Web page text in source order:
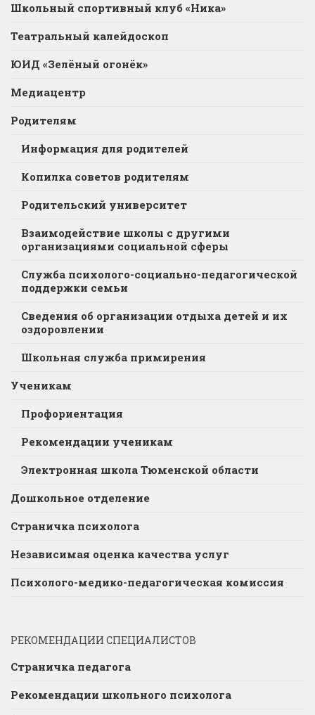
Школьный спортивный клуб «Ника»
Театральный калейдоскоп
ЮИД «Зелёный огонёк»
Медиацентр
Родителям
Информация для родителей
Копилка советов родителям
Родительский университет
Взаимодействие школы с другими
организациями социальной сферы
Служба психолого-социально-педагогической
поддержки семьи
Сведения об организации отдыха детей и их
оздоровлении
Школьная служба примирения
Ученикам
Профориентация
Рекомендации ученикам
Электронная школа Тюменской области
Дошкольное отделение
Страничка психолога
Независимая оценка качества услуг
Психолого-медико-педагогическая комиссия
РЕКОМЕНДАЦИИ СПЕЦИАЛИСТОВ
Страничка педагога
Рекомендации школьного психолога